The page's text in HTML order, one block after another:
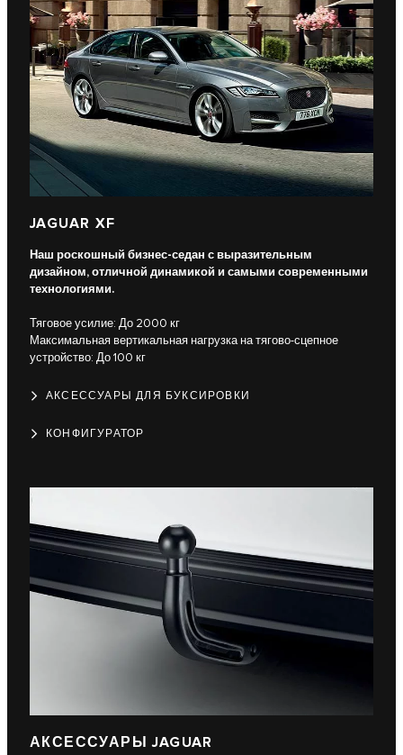
JAGUAR XF
Наш роскошный бизнес-седан с выразительным
дизайном, отличной динамикой и самыми современными
технологиями.
Тяговое усилие: До 2000 кг
Максимальная вертикальная нагрузка на тягово-сцепное
устройство: До 100 кг
АКСЕССУАРЫ ДЛЯ БУКСИРОВКИ
КОНФИГУРАТОР
АКСЕССУАРЫ JAGUAR